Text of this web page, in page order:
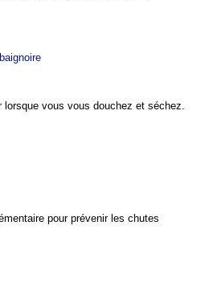
lorsque vous vous douchez et séchez.
pour prévenir les chutes